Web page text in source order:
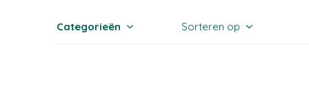
Categorieën Sorteren op